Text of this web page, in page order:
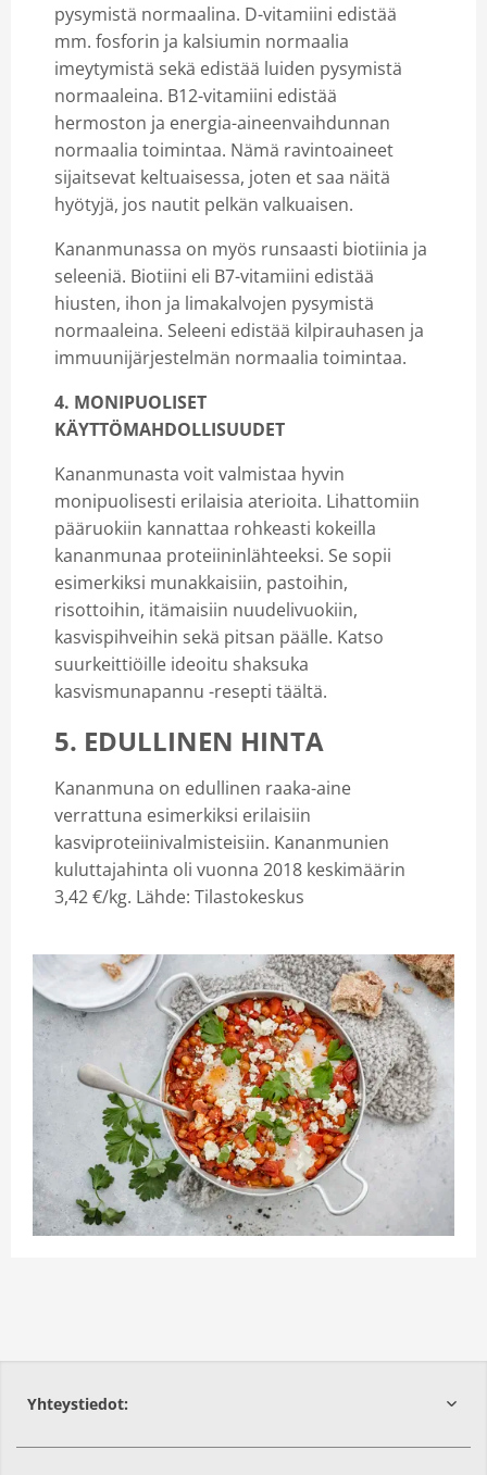
pysymistä normaalina. D-vitamiini edistää
mm. fosforin ja kalsiumin normaalia
imeytymistä sekä edistää luiden pysymistä
normaaleina. B12-vitamiini edistää
hermoston ja energia-aineenvaihdunnan
normaalia toimintaa. Nämä ravintoaineet
sijaitsevat keltuaisessa, joten et saa näitä
hyötyjä, jos nautit pelkän valkuaisen.
Kananmunassa on myös runsaasti biotiinia ja
seleeniä. Biotiini eli B7-vitamiini edistää
hiusten, ihon ja limakalvojen pysymistä
normaaleina. Seleeni edistää kilpirauhasen ja
immuunijärjestelmän normaalia toimintaa.
4. MONIPUOLISET
KÄYTTÖMAHDOLLISUUDET
Kananmunasta voit valmistaa hyvin
monipuolisesti erilaisia aterioita. Lihattomiin
pääruokiin kannattaa rohkeasti kokeilla
kananmunaa proteiininlähteeksi. Se sopii
esimerkiksi munakkaisiin, pastoihin,
risottoihin, itämaisiin nuudelivuokiin,
kasvispihveihin sekä pitsan päälle. Katso
suurkeittiöille ideoitu shaksuka
kasvismunapannu -resepti täältä.
5. EDULLINEN HINTA
Kananmuna on edullinen raaka-aine
verrattuna esimerkiksi erilaisiin
kasviproteiinivalmisteisiin. Kananmunien
kuluttajahinta oli vuonna 2018 keskimäärin
3,42 €/kg. Lähde: Tilastokeskus
Yhteystiedot: